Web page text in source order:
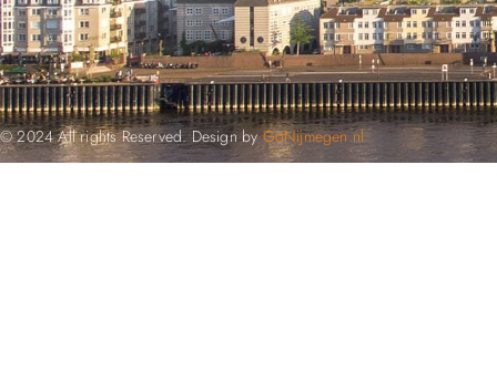
© 2024 All rights Reserved. Design byGoNijmegen.nl